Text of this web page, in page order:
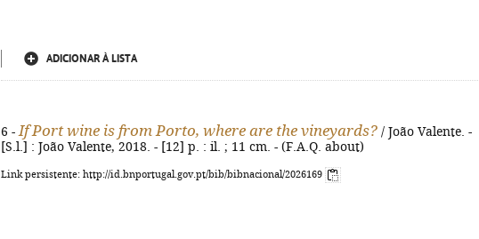
ADICIONAR À LISTA
6 - If Port wine is from Porto, where are the vineyards? / João Valente. -
[S.l.] : João Valente, 2018. - [12] p. : il. ; 11 cm. - (F.A.Q. about)
Link persistente: http://id.bnportugal.gov.pt/bib/bibnacional/2026169